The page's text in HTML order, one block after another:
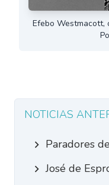
Efebo Westmacott,
NOTICIAS
Paradores
José de